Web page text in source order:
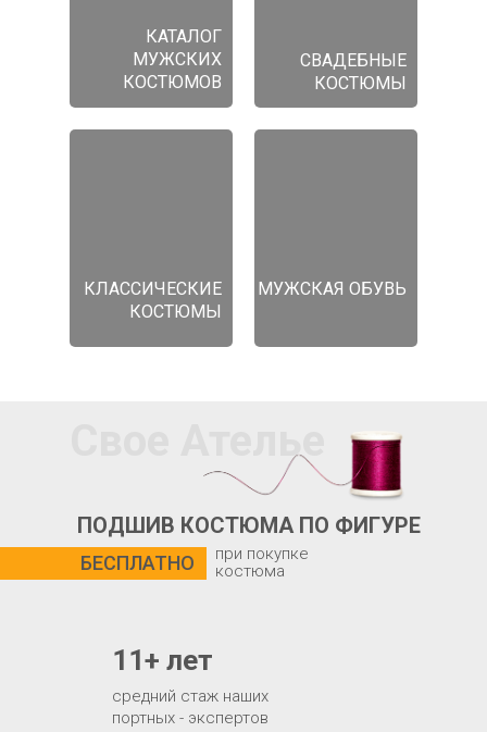
КАТАЛОГ
МУЖСКИХ
КОСТЮМОВ
СВАДЕБНЫЕ
КОСТЮМЫ
КЛАССИЧЕСКИЕ
КОСТЮМЫ
МУЖСКАЯ ОБУВЬ
Свое Ателье
ПОДШИВ КОСТЮМА ПО ФИГУРЕ
БЕСПЛАТНО
средний стаж наших
портных - экспертов
11+ лет
при покупке
костюма